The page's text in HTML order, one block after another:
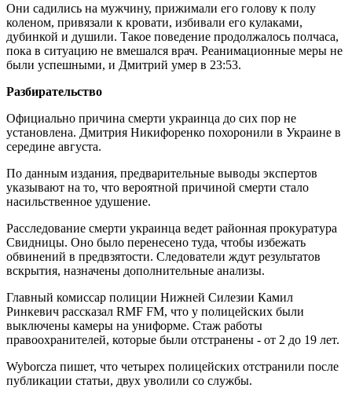
Они садились на мужчину, прижимали его голову к полу
коленом, привязали к кровати, избивали его кулаками,
дубинкой и душили. Такое поведение продолжалось полчаса,
пока в ситуацию не вмешался врач. Реанимационные меры не
были успешными, и Дмитрий умер в 23:53.
Разбирательство
Официально причина смерти украинца до сих пор не
установлена. Дмитрия Никифоренко похоронили в Украине в
середине августа.
По данным издания, предварительные выводы экспертов
указывают на то, что вероятной причиной смерти стало
насильственное удушение.
Расследование смерти украинца ведет районная прокуратура
Свидницы. Оно было перенесено туда, чтобы избежать
обвинений в предвзятости. Следователи ждут результатов
вскрытия, назначены дополнительные анализы.
Главный комиссар полиции Нижней Силезии Камил
Ринкевич рассказал RMF FM, что у полицейских были
выключены камеры на униформе. Стаж работы
правоохранителей, которые были отстранены - от 2 до 19 лет.
Wyborcza пишет, что четырех полицейских отстранили после
публикации статьи, двух уволили со службы.